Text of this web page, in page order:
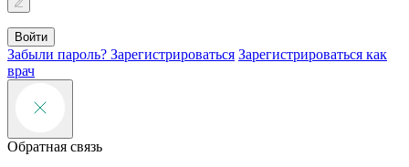
Войти
Забыли пароль? Зарегистрироваться Зарегистрироваться как
врач
Обратная связь